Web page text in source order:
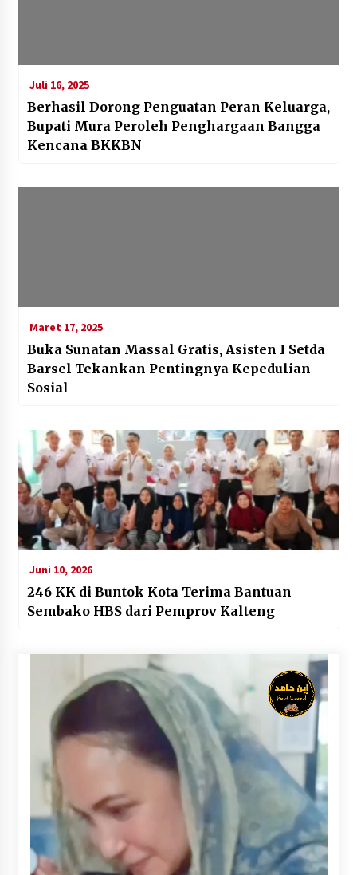
Juli 16, 2025
Berhasil Dorong Penguatan Peran Keluarga,
Bupati Mura Peroleh Penghargaan Bangga
Kencana BKKBN
Maret 17, 2025
Buka Sunatan Massal Gratis, Asisten I Setda
Barsel Tekankan Pentingnya Kepedulian
Sosial
Juni 10, 2026
246 KK di Buntok Kota Terima Bantuan
Sembako HBS dari Pemprov Kalteng